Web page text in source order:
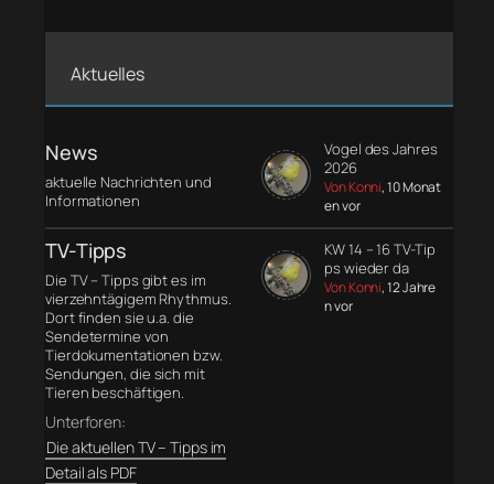
Aktuelles
News
aktuelle Nachrichten und
Informationen
Vogel des Jahres
2026
Von Konni, 10 Monat
en vor
TV-Tipps
Die TV – Tipps gibt es im
vierzehntägigem Rhythmus.
Dort finden sie u.a. die
Sendetermine von
Tierdokumentationen bzw.
Sendungen, die sich mit
Tieren beschäftigen.
Unterforen:
Die aktuellen TV – Tipps im
Detail als PDF
KW 14 – 16 TV-Tip
ps wieder da
Von Konni, 12 Jahre
n vor